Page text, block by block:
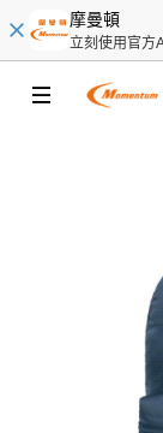
摩曼頓
立刻使用官方